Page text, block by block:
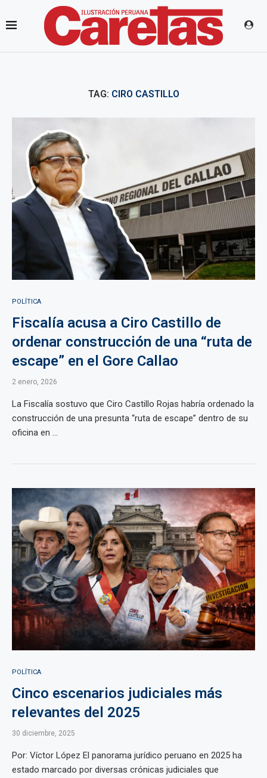
TAG: CIRO CASTILLO
POLÍTICA
Fiscalía acusa a Ciro Castillo de
ordenar construcción de una “ruta de
escape” en el Gore Callao
2 enero, 2026
La Fiscalía sostuvo que Ciro Castillo Rojas habría ordenado la
construcción de una presunta “ruta de escape” dentro de su
oficina en ...
POLÍTICA
Cinco escenarios judiciales más
relevantes del 2025
30 diciembre, 2025
Por: Víctor López El panorama jurídico peruano en 2025 ha
estado marcado por diversas crónicas judiciales que